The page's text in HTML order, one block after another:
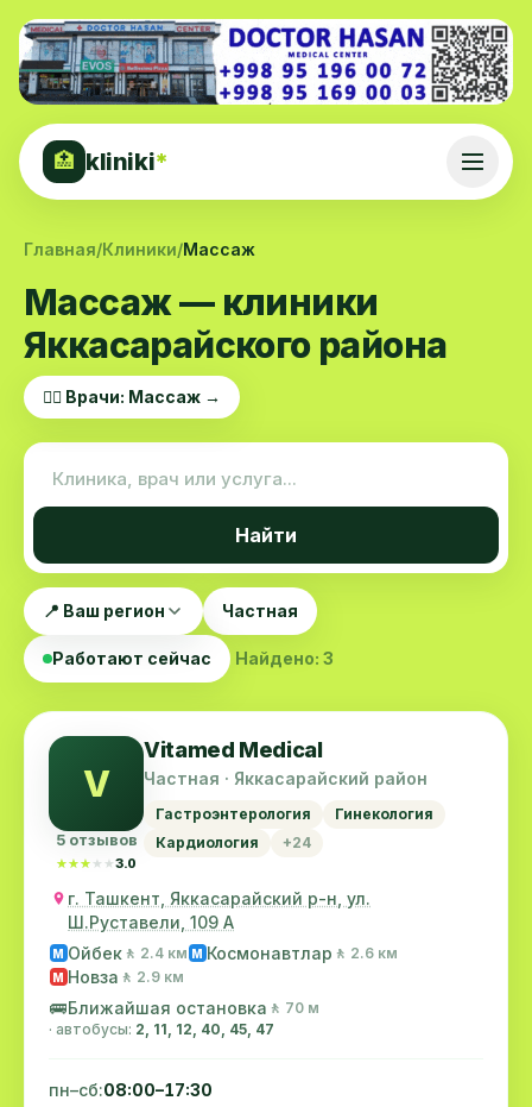
🏥 kliniki*
Главная/Клиники/Массаж
Массаж — клиники
Яккасарайского района
👨‍⚕️ Врачи: Массаж →
Найти
📍 Ваш регион Частная
Работают сейчас Найдено: 3
V
5 отзывов
★★★★★
★★★★★3.0
Vitamed Medical
Частная · Яккасарайский район
Гастроэнтерология
Гинекология
Кардиология
+24
г. Ташкент, Яккасарайский р-н, ул.
Ш.Руставели, 109 А
M Ойбек 🚶 2.4 км M Космонавтлар 🚶 2.6 км
M Новза 🚶 2.9 км
🚌Ближайшая остановка 🚶 70 м
· автобусы: 2, 11, 12, 40, 45, 47
пн–сб:08:00–17:30